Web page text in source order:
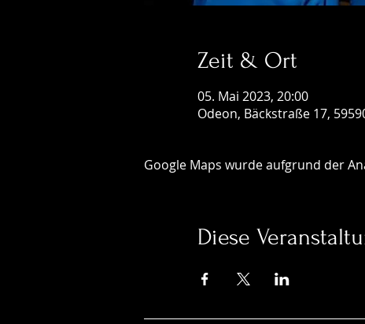
Zeit & Ort
05. Mai 2023, 20:00
Odeon, Bäckstraße 17,
Google Maps wurde aufgrund der
Diese